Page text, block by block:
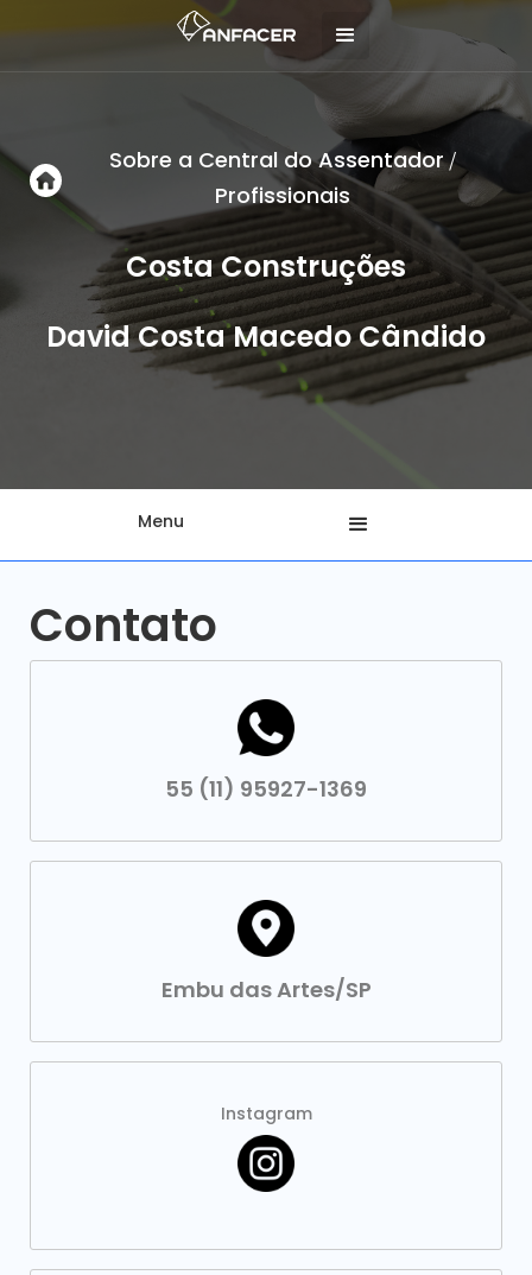
Sobre a Central do Assentador/
Profissionais
Costa Construções
David Costa Macedo Cândido
Menu
Contato
55 (11) 95927-1369
Embu das Artes/SP
Instagram